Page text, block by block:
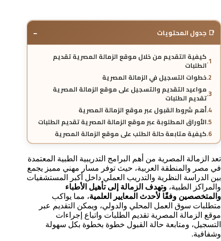
📑 جدول المحتويات −
كيفية التقديم من خلال موقع الزمالة المصرية تقديم
الطلبات
خطوات التسجيل في الزمالة المصرية
مواعيد التقديم والتسجيل على موقع الزمالة المصرية
تقديم الطلبات
أهم شروط القبول عبر موقع الزمالة المصرية
الأوراق المطلوبة عبر موقع الزمالة المصرية تقديم الطلبات
كيفية متابعة حالة الطلب على موقع الزمالة المصرية
التخصصات المتوفرة في الزمالة المصرية للطلاب الوافدين
تكاليف دراسة الزمالة المصرية
الفرق بين التقديم الإلكتروني والتقديم الورقي في الزمالة
المصرية
أبرز المشاكل التي تواجه المتقدمين على موقع الزمالة
المصرية وحلولها
كيفية تعديل الطلب بعد التسجيل في الموقع
كيفية حل مشاكل التسجيل في موقع الزمالة المصرية
هل يمكن التقديم في الزمالة المصرية بدون تكليف؟
تعد الزمالة المصرية من أهم البرامج التدريبية الطبية المعتمدة
في مصر والمنطقة العربية، حيث توفر مسار مهني مميز يجمع
بين الدراسة النظرية والتدريب العملي داخل أكبر المستشفيات
والمراكز الطبية، وتهدف الزمالة إلى تأهيل الأطباء
والمتخصصين وفقًا لأحدث المعايير العلمية، مما يواكب
متطلبات سوق العمل المحلي والدولي، ويمكن التقديم عبر
موقع الزمالة المصرية تقديم الطلبات واتباع إجراءات
التسجيل، ومتابعة حالة القبول خطوة بخطوة بكل سهولة
وشفافية.